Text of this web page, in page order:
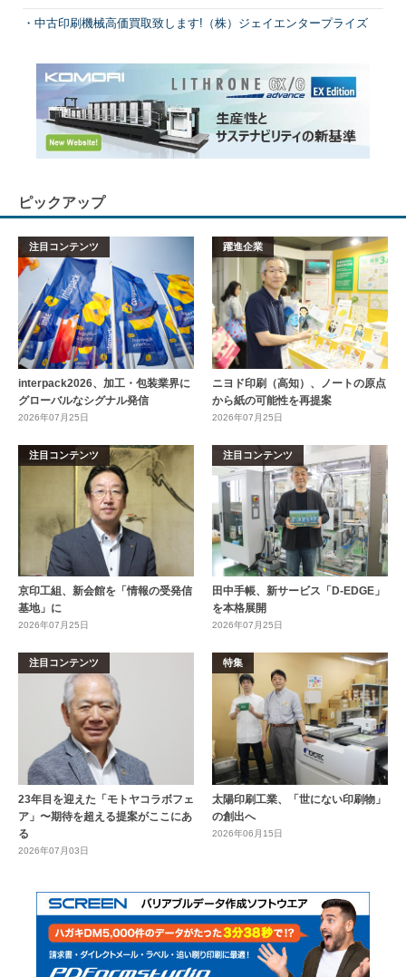
中古印刷機械高価買取致します!（株）ジェイエンタープライズ
ピックアップ
注目コンテンツ
interpack2026、加工・包装業界に
グローバルなシグナル発信
2026年07月25日
躍進企業
ニヨド印刷（高知）、ノートの原点
から紙の可能性を再提案
2026年07月25日
注目コンテンツ
京印工組、新会館を「情報の受発信
基地」に
2026年07月25日
注目コンテンツ
田中手帳、新サービス「D-EDGE」
を本格展開
2026年07月25日
注目コンテンツ
23年目を迎えた「モトヤコラボフェ
ア」〜期待を超える提案がここにあ
る
2026年07月03日
特集
太陽印刷工業、「世にない印刷物」
の創出へ
2026年06月15日